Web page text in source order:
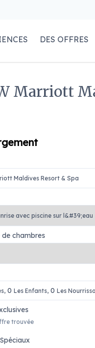
DES OFFRES
Marriott
chambres
0 Les Enfants, 0 Les
trouvée